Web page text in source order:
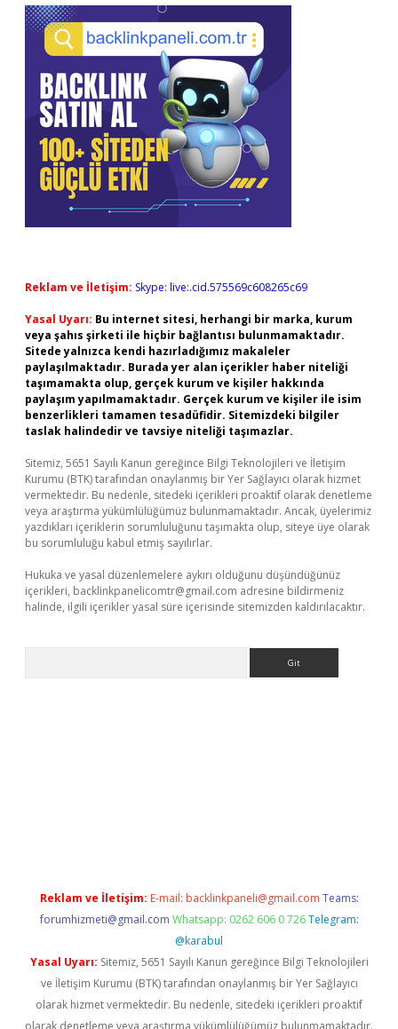
Reklam ve İletişim: Skype: live:.cid.575569c608265c69
Yasal Uyarı: Bu internet sitesi, herhangi bir marka, kurum
veya şahıs şirketi ile hiçbir bağlantısı bulunmamaktadır.
Sitede yalnızca kendi hazırladığımız makaleler
paylaşılmaktadır. Burada yer alan içerikler haber niteliği
taşımamakta olup, gerçek kurum ve kişiler hakkında
paylaşım yapılmamaktadır. Gerçek kurum ve kişiler ile isim
benzerlikleri tamamen tesadüfidir. Sitemizdeki bilgiler
taslak halindedir ve tavsiye niteliği taşımazlar.
Sitemiz, 5651 Sayılı Kanun gereğince Bilgi Teknolojileri ve İletişim
Kurumu (BTK) tarafından onaylanmış bir Yer Sağlayıcı olarak hizmet
vermektedir. Bu nedenle, sitedeki içerikleri proaktif olarak denetleme
veya araştırma yükümlülüğümüz bulunmamaktadır. Ancak, üyelerimiz
yazdıkları içeriklerin sorumluluğunu taşımakta olup, siteye üye olarak
bu sorumluluğu kabul etmiş sayılırlar.
Hukuka ve yasal düzenlemelere aykırı olduğunu düşündüğünüz
içerikleri, backlinkpanelicomtr@gmail.com adresine bildirmeniz
halinde, ilgili içerikler yasal süre içerisinde sitemizden kaldırılacaktır.
Reklam ve İletişim: E-mail: backlinkpaneli@gmail.com Teams:
forumhizmeti@gmail.com Whatsapp: 0262 606 0 726 Telegram:
@karabul
Yasal Uyarı: Sitemiz, 5651 Sayılı Kanun gereğince Bilgi Teknolojileri
ve İletişim Kurumu (BTK) tarafından onaylanmış bir Yer Sağlayıcı
olarak hizmet vermektedir. Bu nedenle, sitedeki içerikleri proaktif
olarak denetleme veya araştırma yükümlülüğümüz bulunmamaktadır.